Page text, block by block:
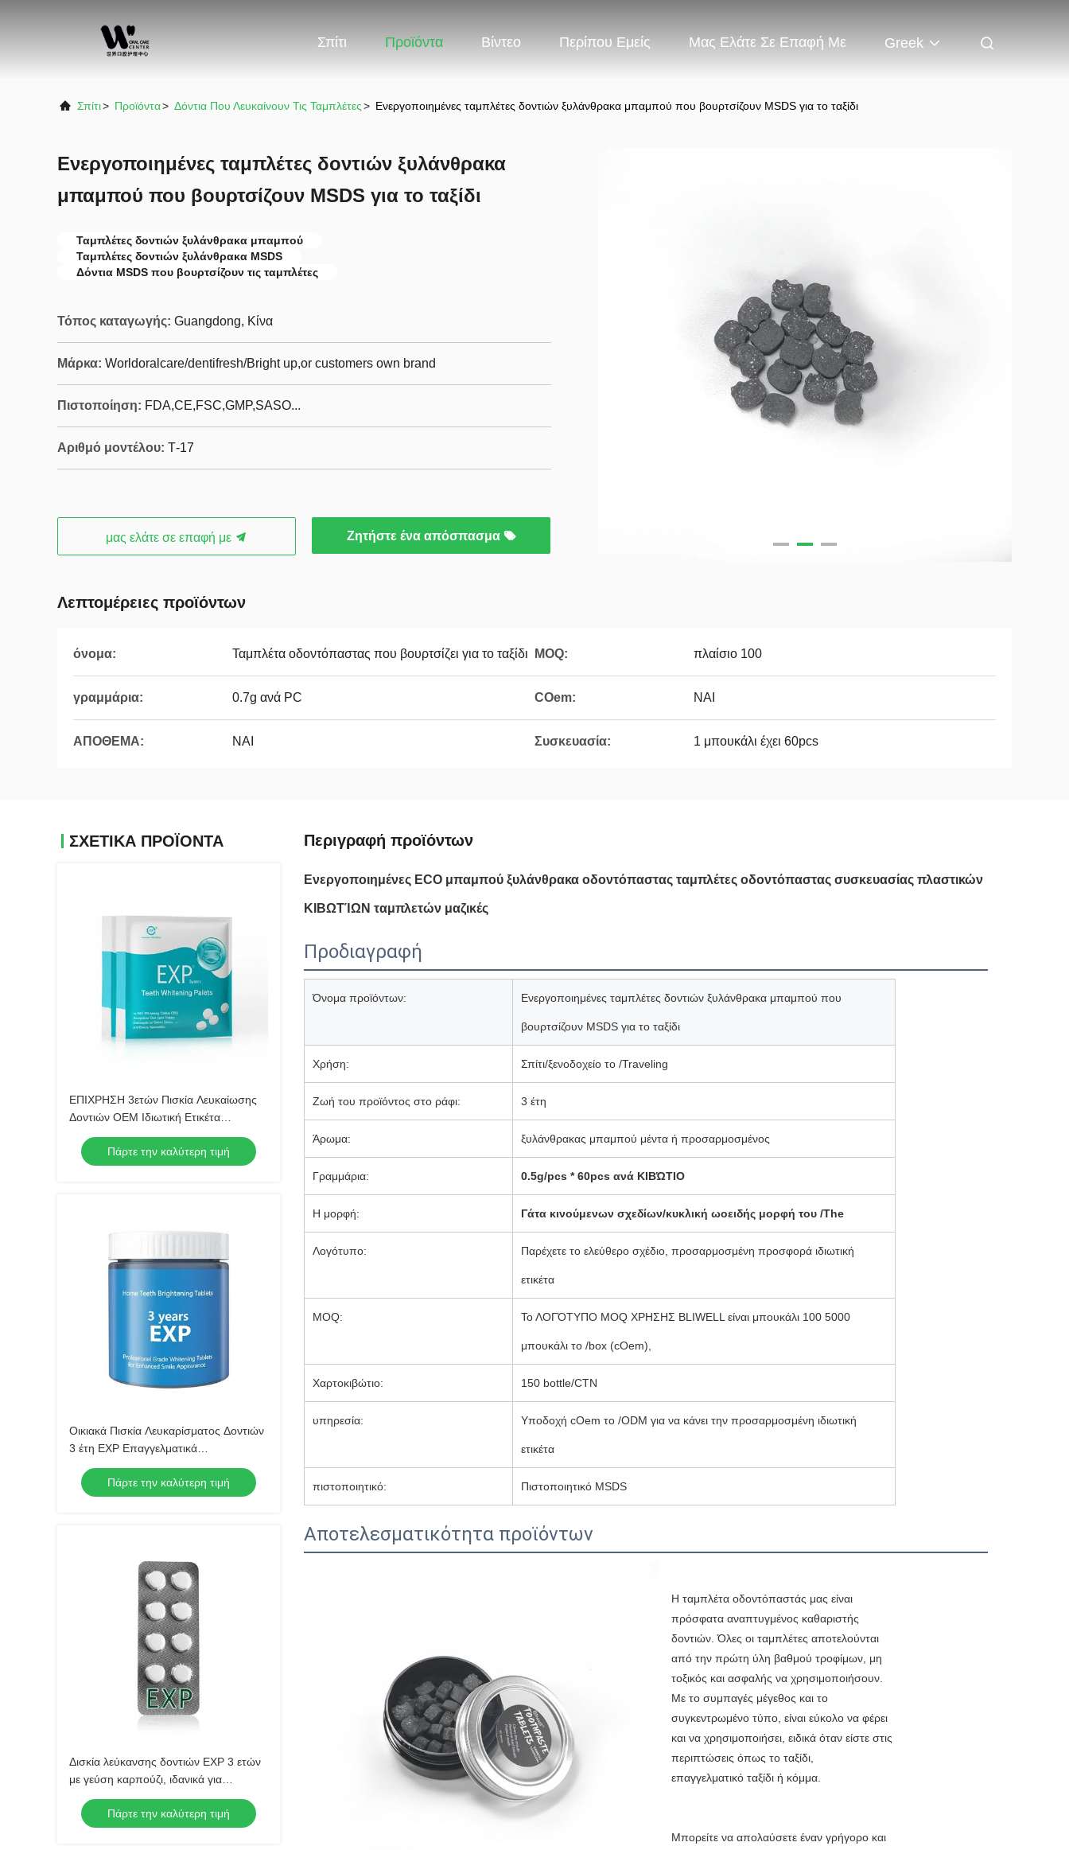
Σπίτι Προϊόντα Βίντεο Περίπου Εμείς Μας Ελάτε Σε Επαφή Με Greek
Σπίτι> Προϊόντα> Δόντια Που Λευκαίνουν Τις Ταμπλέτες> Ενεργοποιημένες ταμπλέτες δοντιών ξυλάνθρακα μπαμπού που βουρτσίζουν MSDS για το ταξίδι
Ενεργοποιημένες ταμπλέτες δοντιών ξυλάνθρακα
μπαμπού που βουρτσίζουν MSDS για το ταξίδι
Ταμπλέτες δοντιών ξυλάνθρακα μπαμπού
Ταμπλέτες δοντιών ξυλάνθρακα MSDS
Δόντια MSDS που βουρτσίζουν τις ταμπλέτες
Τόπος καταγωγής: Guangdong, Κίνα
Μάρκα: Worldoralcare/dentifresh/Bright up,or customers own brand
Πιστοποίηση: FDA,CE,FSC,GMP,SASO...
Αριθμό μοντέλου: Τ-17
μας ελάτε σε επαφή με Ζητήστε ένα απόσπασμα
Λεπτομέρειες προϊόντων
όνομα: Ταμπλέτα οδοντόπαστας που βουρτσίζει για το ταξίδι MOQ: πλαίσιο 100
γραμμάρια: 0.7g ανά PC COem: ΝΑΙ
ΑΠΟΘΕΜΑ: ΝΑΙ Συσκευασία: 1 μπουκάλι έχει 60pcs
ΣΧΕΤΙΚΆ ΠΡΟΪΌΝΤΑ
ΕΠΙΧΡΗΣΗ 3ετών Πισκία Λευκαίωσης
Δοντιών OEM Ιδιωτική Ετικέτα
Αποδεκτά Πισκία στοματικής φροντίδας
Προγραμματισμένα για οδοντιατρικές
κλινικές και ειδικούς ομορφιάς
Πάρτε την καλύτερη τιμή
Οικιακά Πισκία Λευκαρίσματος Δοντιών
3 έτη EXP Επαγγελματικά
Λευκαρίσματα Πισκία Λευκαρίσματος
για βελτιωμένη εμφάνιση χαμόγελου
Πάρτε την καλύτερη τιμή
Δισκία λεύκανσης δοντιών EXP 3 ετών
με γεύση καρπούζι, ιδανικά για
ξενοδοχείο, ταξίδια, σπίτι, μείγμα
φυσικών συστατικών
Πάρτε την καλύτερη τιμή
Περιγραφή προϊόντων
Ενεργοποιημένες ECO μπαμπού ξυλάνθρακα οδοντόπαστας ταμπλέτες οδοντόπαστας συσκευασίας πλαστικών
ΚΙΒΩΤΊΩΝ ταμπλετών μαζικές
Προδιαγραφή
Όνομα προϊόντων: Ενεργοποιημένες ταμπλέτες δοντιών ξυλάνθρακα μπαμπού που
βουρτσίζουν MSDS για το ταξίδι
Χρήση: Σπίτι/ξενοδοχείο το /Traveling
Ζωή του προϊόντος στο ράφι: 3 έτη
Άρωμα: ξυλάνθρακας μπαμπού μέντα ή προσαρμοσμένος
Γραμμάρια: 0.5g/pcs * 60pcs ανά ΚΙΒΏΤΙΟ
Η μορφή: Γάτα κινούμενων σχεδίων/κυκλική ωοειδής μορφή του /The
Λογότυπο: Παρέχετε το ελεύθερο σχέδιο, προσαρμοσμένη προσφορά ιδιωτική
ετικέτα
MOQ: Το ΛΟΓΌΤΥΠΟ MOQ ΧΡΗΣΗΣ BLIWELL είναι μπουκάλι 100 5000
μπουκάλι το /box (cOem),
Χαρτοκιβώτιο: 150 bottle/CTN
υπηρεσία: Υποδοχή cOem το /ODM για να κάνει την προσαρμοσμένη ιδιωτική
ετικέτα
πιστοποιητικό: Πιστοποιητικό MSDS
Αποτελεσματικότητα προϊόντων
Η ταμπλέτα οδοντόπαστάς μας είναι
πρόσφατα αναπτυγμένος καθαριστής
δοντιών. Όλες οι ταμπλέτες αποτελούνται
από την πρώτη ύλη βαθμού τροφίμων, μη
τοξικός και ασφαλής να χρησιμοποιήσουν.
Με το συμπαγές μέγεθος και το
συγκεντρωμένο τύπο, είναι εύκολο να φέρει
και να χρησιμοποιήσει, ειδικά όταν είστε στις
περιπτώσεις όπως το ταξίδι,
επαγγελματικό ταξίδι ή κόμμα.
Μπορείτε να απολαύσετε έναν γρήγορο και